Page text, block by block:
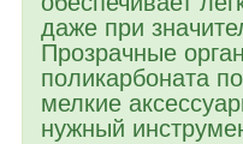
даже при
Прозрачные
поликарбоната
мелкие
нужный